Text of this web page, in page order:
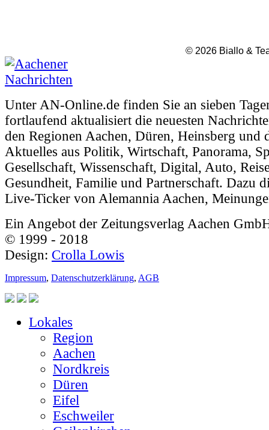
© 2026 Biallo &
Unter AN-Online.de finden Sie an sieben
fortlaufend aktualisiert die neuesten
den Regionen Aachen, Düren, Heinsberg und
Aktuelles aus Politik, Wirtschaft, Panorama,
Gesellschaft, Wissenschaft, Digital, Auto,
Gesundheit, Familie und Partnerschaft. Dazu
Live-Ticker von Alemannia Aachen,
Ein Angebot der Zeitungsverlag Aachen
© 1999 - 2018
Design: Crolla Lowis
Impressum, Datenschutzerklärung, AGB
Lokales
Region
Aachen
Nordkreis
Düren
Eifel
Eschweiler